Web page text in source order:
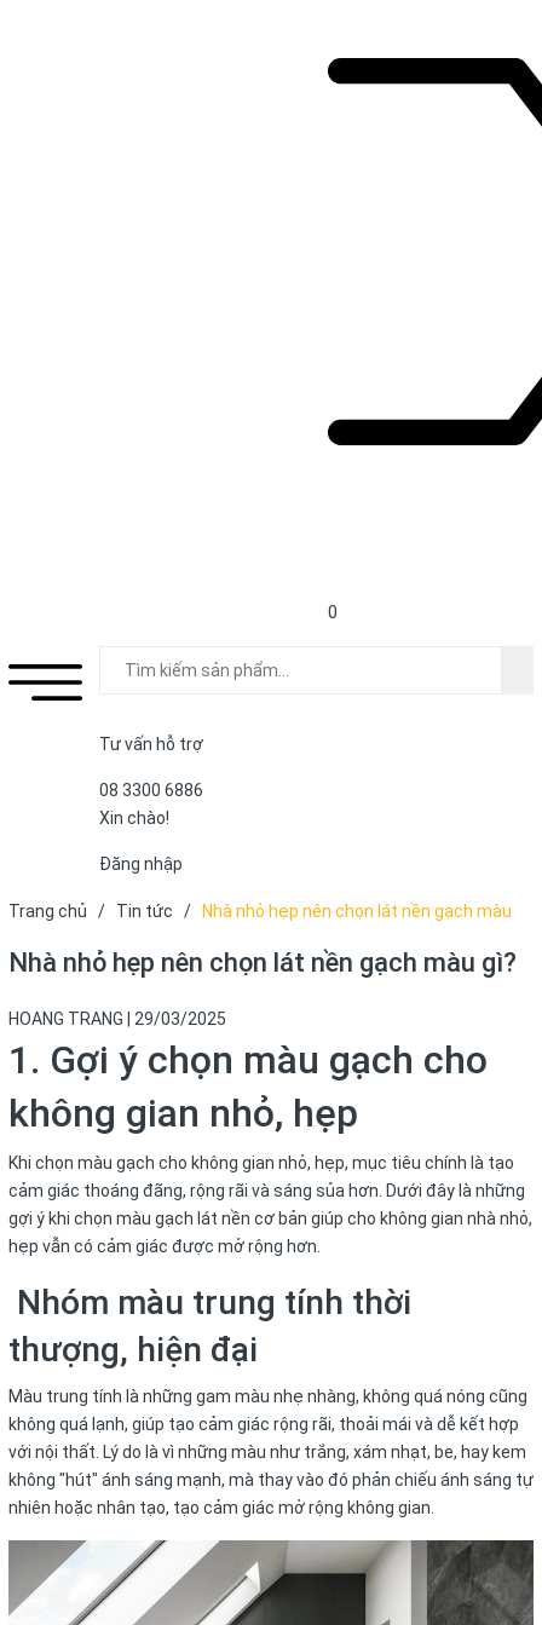
Tư vấn hỗ trợ
08 3300 6886
Xin chào!
Đăng nhập
0
Trang chủ / Tin tức /
Nhà nhỏ hẹp nên chọn lát nền gạch màu
Nhà nhỏ hẹp nên chọn lát nền gạch màu gì?
HOANG TRANG 29/03/2025
1. Gợi ý chọn màu gạch cho
không gian nhỏ, hẹp
Khi chọn màu gạch cho không gian nhỏ, hẹp, mục tiêu chính là tạo
cảm giác thoáng đãng, rộng rãi và sáng sủa hơn. Dưới đây là những
gợi ý khi chọn màu gạch lát nền cơ bản giúp cho không gian nhà nhỏ,
hẹp vẫn có cảm giác được mở rộng hơn.
Nhóm màu trung tính thời
thượng, hiện đại
Màu trung tính là những gam màu nhẹ nhàng, không quá nóng cũng
không quá lạnh, giúp tạo cảm giác rộng rãi, thoải mái và dễ kết hợp
với nội thất. Lý do là vì những màu như trắng, xám nhạt, be, hay kem
không "hút" ánh sáng mạnh, mà thay vào đó phản chiếu ánh sáng tự
nhiên hoặc nhân tạo, tạo cảm giác mở rộng không gian.